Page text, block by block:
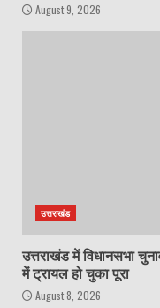
August 9, 2026
उत्तराखंड
उत्तराखंड में विधानसभा
में ट्रायल हो चुका पूरा
August 8, 2026